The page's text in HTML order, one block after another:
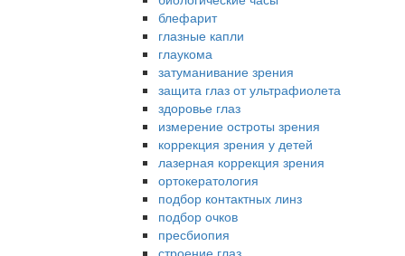
блефарит
глазные капли
глаукома
затуманивание зрения
защита глаз от ультрафиолета
здоровье глаз
измерение остроты зрения
коррекция зрения у детей
лазерная коррекция зрения
ортокератология
подбор контактных линз
подбор очков
пресбиопия